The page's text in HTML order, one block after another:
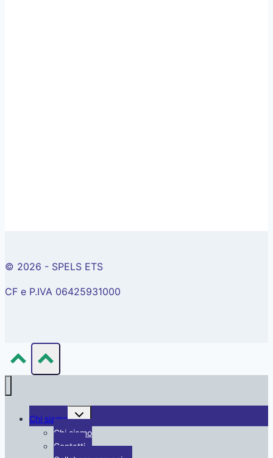
© 2026 - SPELS ETS
CF e P.IVA 06425931000
Chi siamo
Alterna
menu
figlio
Chi siamo
Contatti